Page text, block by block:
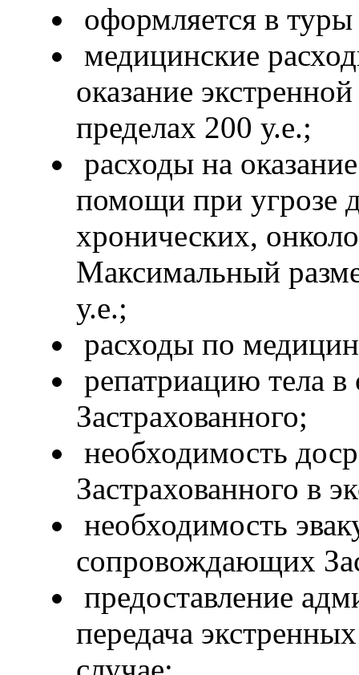
оформляется в
медицинские
оказание
пределах 200 у.е.;
расходы на
помощи при угрозе
хронических,
Максимальный
у.е.;
расходы по
репатриацию тела в
Застрахованного;
необходимость
Застрахованного в
необходимость
сопровождающих
предоставление
передача